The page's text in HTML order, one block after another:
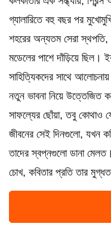
গ্যালারিতে বহু বছর পর
শহরের অন্যতম সেরা
মডেলের পাশে দাঁড়িয়ে ছিল।
সাহিত্যিকদের সাথে
নতুন ভাবনা নিয়ে উত্তেজিত
সাফল্যের ছোঁয়া, তবু কোথাও
জীবনের সেই দিনগুলো, যখন
তাদের স্বপ্নগুলো ডানা
চোখ, কবিতার প্রতি তার